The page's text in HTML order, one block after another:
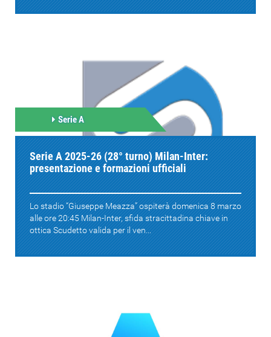
Serie A
Serie A 2025-26 (28° turno) Milan-Inter:
presentazione e formazioni ufficiali
Lo stadio “Giuseppe Meazza” ospiterà domenica 8 marzo
alle ore 20:45 Milan-Inter, sfida stracittadina chiave in
ottica Scudetto valida per il ven...